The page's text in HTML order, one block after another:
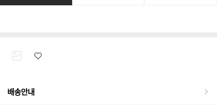
배송안내